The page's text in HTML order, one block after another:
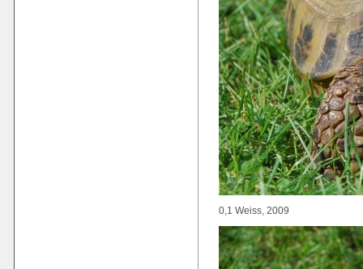
0,1 Weiss, 2009